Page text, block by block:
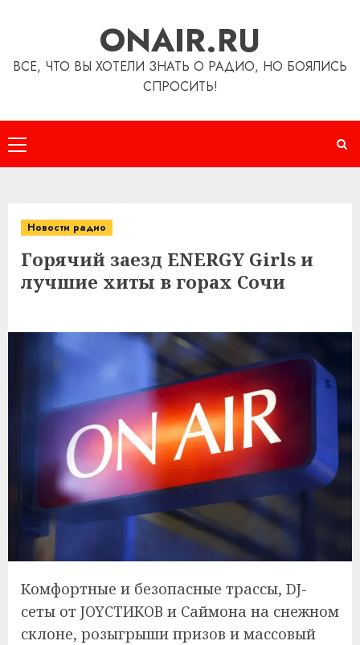
ONAIR.RU
ВСЕ, ЧТО ВЫ ХОТЕЛИ ЗНАТЬ О РАДИО, НО БОЯЛИСЬ
СПРОСИТЬ!
Основное
меню
Новости радио
Горячий заезд ENERGY Girls и
лучшие хиты в горах Сочи
Комфортные и безопасные трассы, DJ-
сеты от JOYСТИКОВ и Саймона на снежном
склоне, розыгрыши призов и массовый